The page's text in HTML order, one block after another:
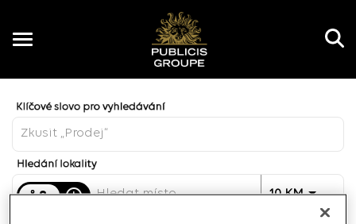
Toggle
CZ
access_time 10 KM